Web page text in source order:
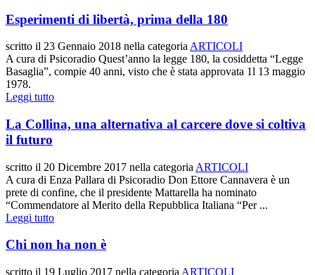
Esperimenti di libertà, prima della 180
scritto il 23 Gennaio 2018 nella categoria ARTICOLI
A cura di Psicoradio Quest’anno la legge 180, la cosiddetta “Legge
Basaglia”, compie 40 anni, visto che è stata approvata 1l 13 maggio
1978.
Leggi tutto
La Collina, una alternativa al carcere dove si coltiva
il futuro
scritto il 20 Dicembre 2017 nella categoria ARTICOLI
A cura di Enza Pallara di Psicoradio Don Ettore Cannavera è un
prete di confine, che il presidente Mattarella ha nominato
“Commendatore al Merito della Repubblica Italiana “Per ...
Leggi tutto
Chi non ha non è
scritto il 19 Luglio 2017 nella categoria ARTICOLI